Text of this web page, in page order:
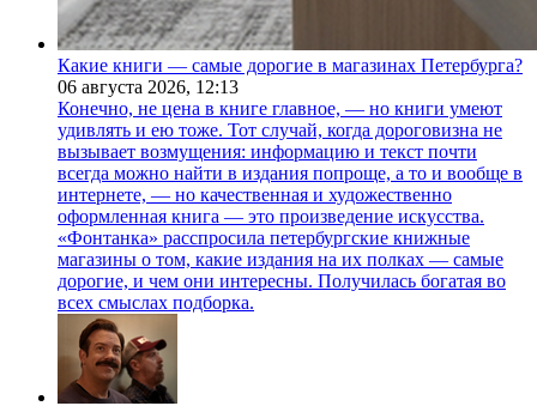
Какие книги — самые дорогие в магазинах Петербурга?
06 августа 2026, 12:13
Конечно, не цена в книге главное, — но книги умеют
удивлять и ею тоже. Тот случай, когда дороговизна не
вызывает возмущения: информацию и текст почти
всегда можно найти в издания попроще, а то и вообще в
интернете, — но качественная и художественно
оформленная книга — это произведение искусства.
«Фонтанка» расспросила петербургские книжные
магазины о том, какие издания на их полках — самые
дорогие, и чем они интересны. Получилась богатая во
всех смыслах подборка.